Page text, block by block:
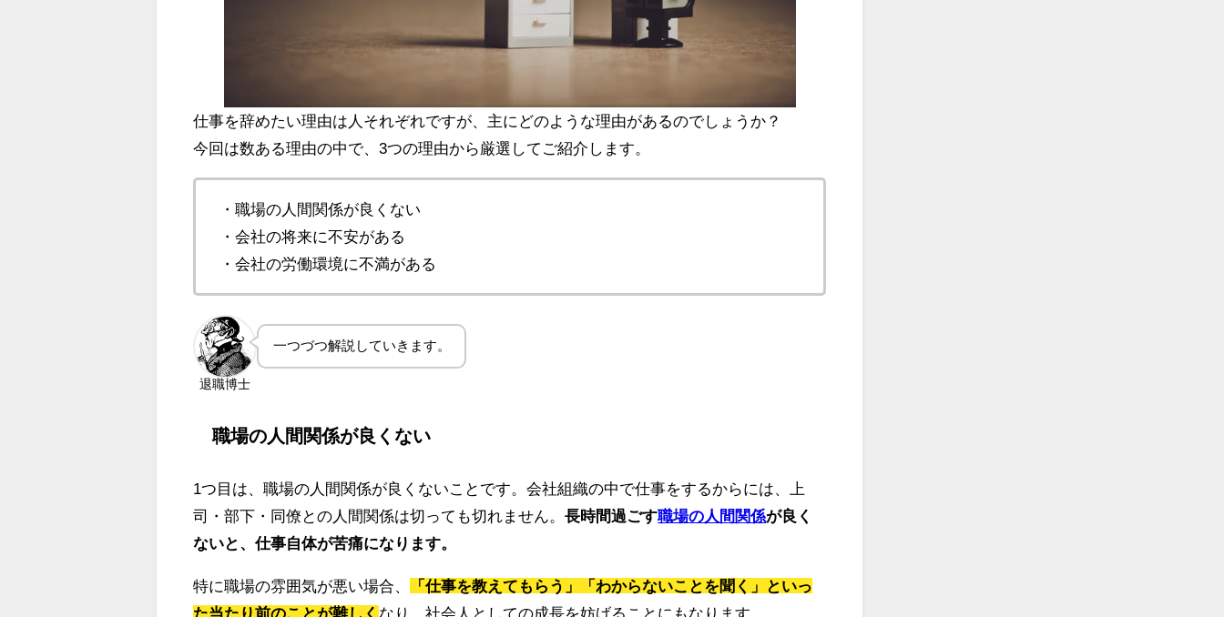
仕事を辞めたい理由は人それぞれですが、主にどのような理由があるのでしょうか？
今回は数ある理由の中で、3つの理由から厳選してご紹介します。
・職場の人間関係が良くない
・会社の将来に不安がある
・会社の労働環境に不満がある
退職博士
一つづつ解説していきます。
職場の人間関係が良くない
1つ目は、職場の人間関係が良くないことです。会社組織の中で仕事をするからには、上
司・部下・同僚との人間関係は切っても切れません。長時間過ごす職場の人間関係が良く
ないと、仕事自体が苦痛になります。
特に職場の雰囲気が悪い場合、
「仕事を教えてもらう」「わからないことを聞く」といっ
た当たり前のことが難しく なり、社会人としての成長を妨げることにもなります。